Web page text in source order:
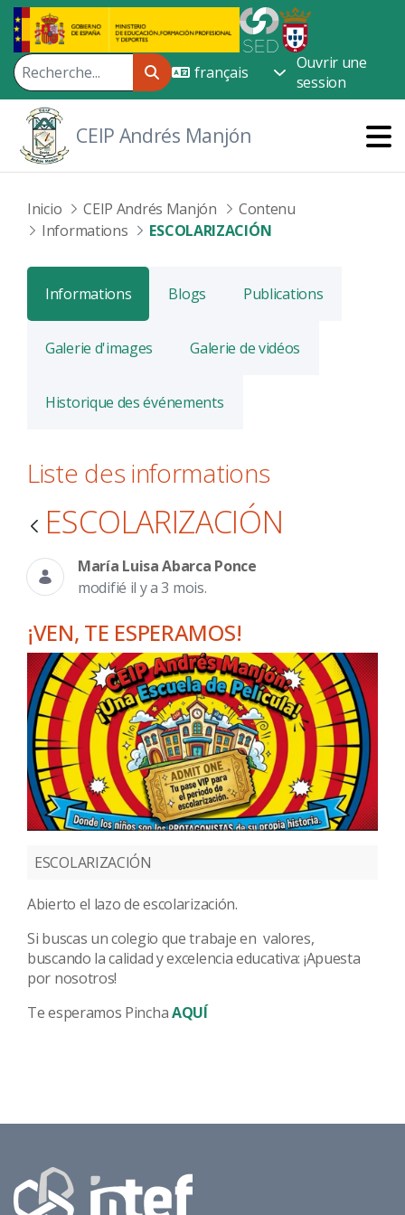
Saut au contenu principal
Ouvrir une
session
CEIP Andrés Manjón
Inicio CEIP Andrés Manjón
Contenu
Informations
ESCOLARIZACIÓN
Informations Blogs Publications
Galerie d'images Galerie de vidéos
Historique des événements
Liste des informations
ESCOLARIZACIÓN
María Luisa Abarca Ponce
modifié il y a 3 mois.
¡VEN, TE ESPERAMOS!
ESCOLARIZACIÓN
Abierto el lazo de escolarización.
Si buscas un colegio que trabaje en valores,
buscando la calidad y excelencia educativa: ¡Apuesta
por nosotros!
Te esperamos PinchaAQUÍ